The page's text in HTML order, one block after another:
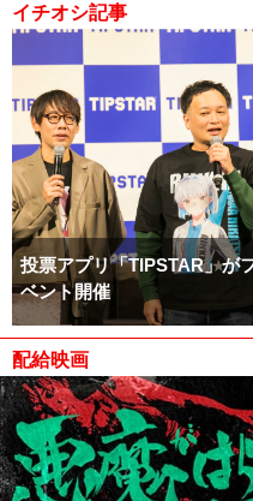
イチオシ記事
投票アプリ「TIPSTAR」が
ベント開催
配給映画